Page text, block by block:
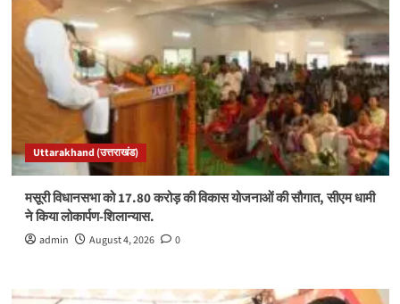
Uttarakhand (उत्तराखंड)
मसूरी विधानसभा को 17.80 करोड़ की विकास योजनाओं की सौगात, सीएम धामी
ने किया लोकार्पण-शिलान्यास.
admin August 4, 2026 0